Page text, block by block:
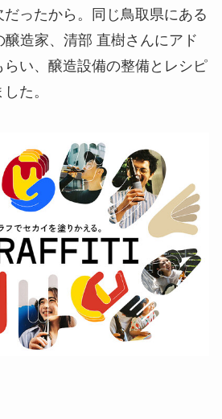
ったから。同じ鳥取県にある
造家、清部 直樹さんにアド
い、醸造設備の整備とレシピ
た。